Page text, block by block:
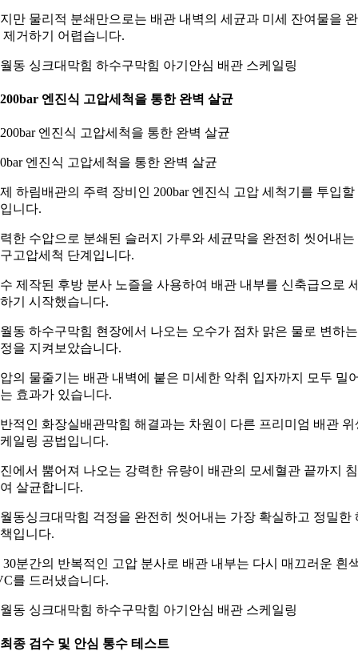
만 물리적 분쇄만으로는 배관 내벽의 세균과 미세 잔여물을
제거하기 어렵습니다.
동 싱크대막힘 하수구막힘 아기안심 배관 스케일링
엔진식 고압세척을 통한 완벽 살균
엔진식 고압세척을 통한 완벽 살균
하림배관의 주력 장비인 200bar 엔진식 고압 세척기를 투입할
니다.
한 수압으로 분쇄된 슬러지 가루와 세균막을 완전히 씻어내는
고압세척 단계입니다.
제작된 후방 분사 노즐을 사용하여 배관 내부를 신축급으로
기 시작했습니다.
동 하수구막힘 현장에서 나오는 오수가 점차 맑은 물로 변하는
을 지켜보았습니다.
의 물줄기는 배관 내벽에 붙은 미세한 악취 입자까지 모두 밀
효과가 있습니다.
적인 화장실배관막힘 해결과는 차원이 다른 프리미엄 배관 위
일링 공법입니다.
에서 뿜어져 나오는 강력한 유량이 배관의 모세혈관 끝까지
살균합니다.
동싱크대막힘 걱정을 완전히 씻어내는 가장 확실하고 정밀한
입니다.
30분간의 반복적인 고압 분사로 배관 내부는 다시 매끄러운 흰
를 드러냈습니다.
동 싱크대막힘 하수구막힘 아기안심 배관 스케일링
종 검수 및 안심 통수 테스트